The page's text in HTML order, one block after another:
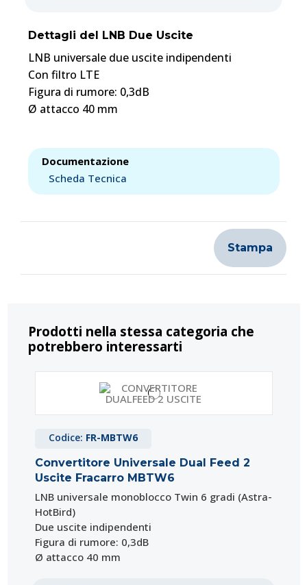
Dettagli del LNB Due Uscite
LNB universale due uscite indipendenti
Con filtro LTE
Figura di rumore: 0,3dB
Ø attacco 40 mm
Documentazione
Scheda Tecnica
Stampa
Prodotti nella stessa categoria che
potrebbero interessarti
Codice: FR-MBTW6
Convertitore Universale Dual Feed 2
Uscite Fracarro MBTW6
LNB universale monoblocco Twin 6 gradi (Astra-
HotBird)
Due uscite indipendenti
Figura di rumore: 0,3dB
Ø attacco 40 mm